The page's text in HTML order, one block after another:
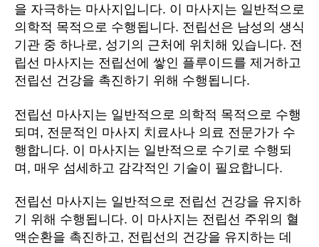
을 자극하는 마사지입니다. 이 마사지는 일반적으로
의학적 목적으로 수행됩니다. 전립선은 남성의 생식
기관 중 하나로, 성기의 근처에 위치해 있습니다. 전
립선 마사지는 전립선에 쌓인 플루이드를 제거하고
전립선 건강을 촉진하기 위해 수행됩니다.
전립선 마사지는 일반적으로 의학적 목적으로 수행
되며, 전문적인 마사지 치료사나 의료 전문가가 수
행합니다. 이 마사지는 일반적으로 수기로 수행되
며, 매우 섬세하고 감각적인 기술이 필요합니다.
전립선 마사지는 일반적으로 전립선 건강을 유지하
기 위해 수행됩니다. 이 마사지는 전립선 주위의 혈
액순환을 촉진하고, 전립선의 건강을 유지하는 데